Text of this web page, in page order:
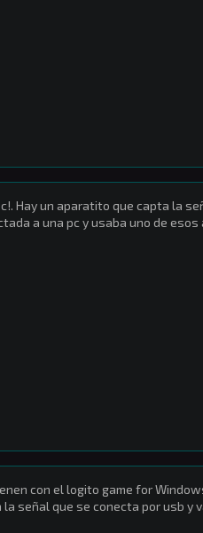
Hay un aparatito que capta la
a una pc y usaba uno de
con el logito game for
señal que se conecta por usb y